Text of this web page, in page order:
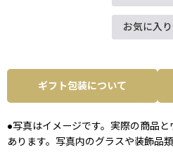
お気に入
ギフト包装について
●写真はイメージです。実際の商品
あります。写真内のグラスや装飾品